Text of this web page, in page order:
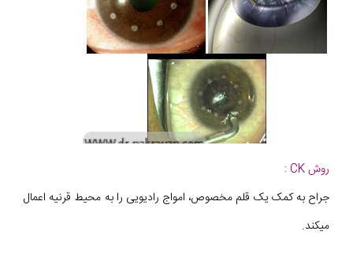
روش CK :
جراح به کمک یک قلم مخصوص، امواج رادیویی را به محیط قرنیه اعمال
میکند.